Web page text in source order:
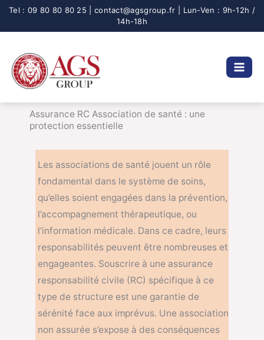
Aller
Assurance RC Association de santé : une
protection essentielle
Les associations de santé jouent un rôle
fondamental dans le système de soins,
qu’elles soient engagées dans la prévention,
l’accompagnement thérapeutique, ou
l’information médicale. Dans ce cadre, leurs
responsabilités peuvent être nombreuses et
engageantes. Souscrire à une assurance
responsabilité civile (RC) spécifique à ce
type de structure est une garantie de
sérénité face aux imprévus. Une association
non assurée s’expose à des conséquences